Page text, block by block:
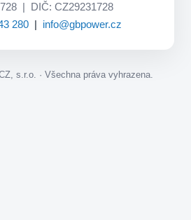
| DIČ: CZ29231728
280 | info@gbpower.cz
s.r.o. · Všechna práva vyhrazena.